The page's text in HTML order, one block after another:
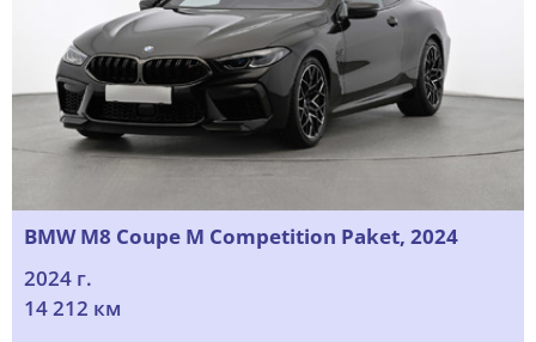
BMW M8 Coupe M Competition Paket, 2024
2024 г.
14 212 км